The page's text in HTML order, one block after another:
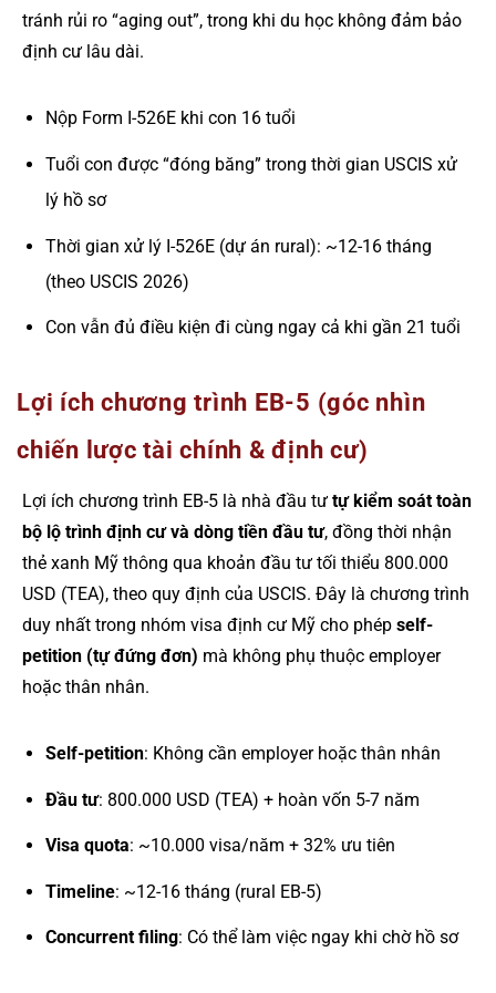
tránh rủi ro “aging out”, trong khi du học không đảm bảo
định cư lâu dài.
Nộp Form I-526E khi con 16 tuổi
Tuổi con được “đóng băng” trong thời gian USCIS xử
lý hồ sơ
Thời gian xử lý I-526E (dự án rural): ~12-16 tháng
(theo USCIS 2026)
Con vẫn đủ điều kiện đi cùng ngay cả khi gần 21 tuổi
Lợi ích chương trình EB-5 (góc nhìn
chiến lược tài chính & định cư)
Lợi ích chương trình EB-5 là nhà đầu tư tự kiểm soát toàn
bộ lộ trình định cư và dòng tiền đầu tư, đồng thời nhận
thẻ xanh Mỹ thông qua khoản đầu tư tối thiểu 800.000
USD (TEA), theo quy định của USCIS. Đây là chương trình
duy nhất trong nhóm visa định cư Mỹ cho phép self-
petition (tự đứng đơn) mà không phụ thuộc employer
hoặc thân nhân.
Self-petition: Không cần employer hoặc thân nhân
Đầu tư: 800.000 USD (TEA) + hoàn vốn 5-7 năm
Visa quota: ~10.000 visa/năm + 32% ưu tiên
Timeline: ~12-16 tháng (rural EB-5)
Concurrent filing: Có thể làm việc ngay khi chờ hồ sơ